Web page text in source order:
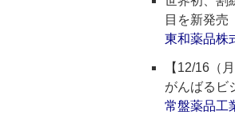
目を新発売
東和薬品株
【12/16（
がんばるビ
常盤薬品工